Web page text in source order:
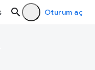
Oturum aç